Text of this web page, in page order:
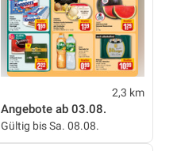
2,3 km
Angebote ab 03.08.
Gültig bis Sa. 08.08.